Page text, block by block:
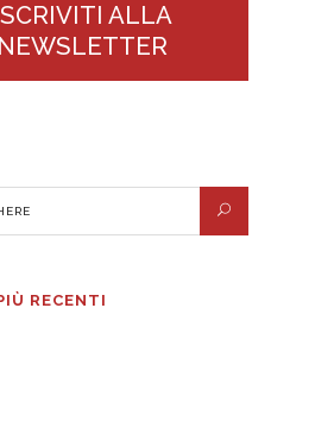
ALLA
NEWSLETTER
RECENTI